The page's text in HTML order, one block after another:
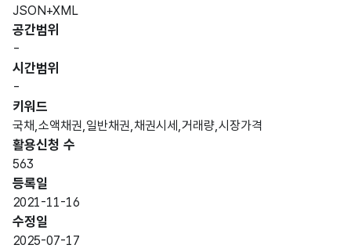
JSON+XML
공간범위
-
시간범위
-
키워드
국채,소액채권,일반채권,채권시세,거래량,시장가격
활용신청 수
563
등록일
2021-11-16
수정일
2025-07-17